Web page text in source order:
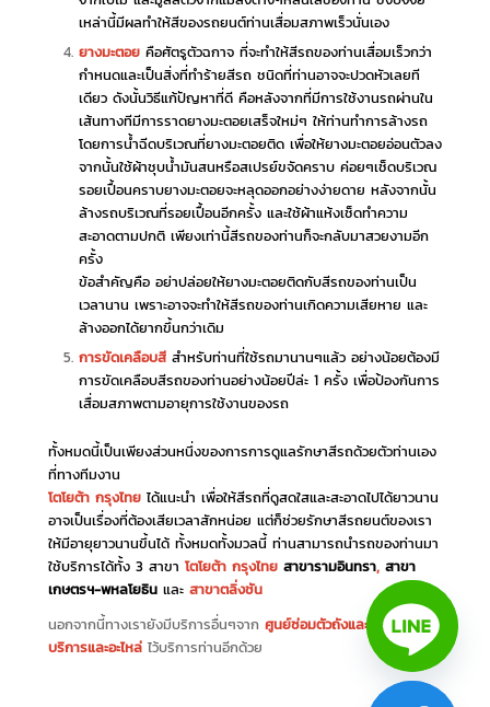
เหล่านี้มีผลทำให้สีของรถยนต์ท่านเสื่อมสภาพเร็วนั่นเอง
ยางมะตอยคือศัตรูตัวฉกาจ ที่จะทำให้สีรถของท่านเสื่อมเร็วกว่า
กำหนดและเป็นสิ่งที่ทำร้ายสีรถ ชนิดที่ท่านอาจจะปวดหัวเลยที
เดียว ดังนั้นวิธีแก้ปัญหาที่ดี คือหลังจากที่มีการใช้งานรถผ่านใน
เส้นทางทีมีการราดยางมะตอยเสร็จใหม่ๆ ให้ท่านทำการล้างรถ
โดยการน้ำฉีดบริเวณที่ยางมะตอยติด เพื่อให้ยางมะตอยอ่อนตัวลง
จากนั้นใช้ผ้าชุบน้ำมันสนหรือสเปรย์ขจัดคราบ ค่อยๆเช็ดบริเวณ
รอยเปื้อนคราบยางมะตอยจะหลุดออกอย่างง่ายดาย หลังจากนั้น
ล้างรถบริเวณที่รอยเปื้อนอีกครั้ง และใช้ผ้าแห้งเช็ดทำความ
สะอาดตามปกติ เพียงเท่านี้สีรถของท่านก็จะกลับมาสวยงามอีก
ครั้ง
ข้อสำคัญคือ อย่าปล่อยให้ยางมะตอยติดกับสีรถของท่านเป็น
เวลานาน เพราะอาจจะทำให้สีรถของท่านเกิดความเสียหาย และ
ล้างออกได้ยากขึ้นกว่าเดิม
การขัดเคลือบสีสำหรับท่านที่ใช้รถมานานๆแล้ว อย่างน้อยต้องมี
การขัดเคลือบสีรถของท่านอย่างน้อยปีล่ะ 1 ครั้ง เพื่อป้องกันการ
เสื่อมสภาพตามอายุการใช้งานของรถ
ทั้งหมดนี้เป็นเพียงส่วนหนึ่งของการการดูแลรักษาสีรถด้วยตัวท่านเอง
ที่ทางทีมงาน
โตโยต้า กรุงไทยได้แนะนำ เพื่อให้สีรถที่ดูสดใสและสะอาดไปได้ยาวนาน
อาจเป็นเรื่องที่ต้องเสียเวลาสักหน่อย แต่ก็ช่วยรักษาสีรถยนต์ของเรา
ให้มีอายุยาวนานขึ้นได้ ทั้งหมดทั้งมวลนี้ ท่านสามารถนำรถของท่านมา
ใช้บริการได้ทั้ง 3 สาขา โตโยต้า กรุงไทย สาขารามอินทรา, สาขา
เกษตรฯ-พหลโยธิน และสาขาตลิ่งชัน
นอกจากนี้ทางเรายังมีบริการอื่นๆจาก ศูนย์ซ่อมตัวถังและสี ,ศูนย์
บริการและอะไหล่ไว้บริการท่านอีกด้วย